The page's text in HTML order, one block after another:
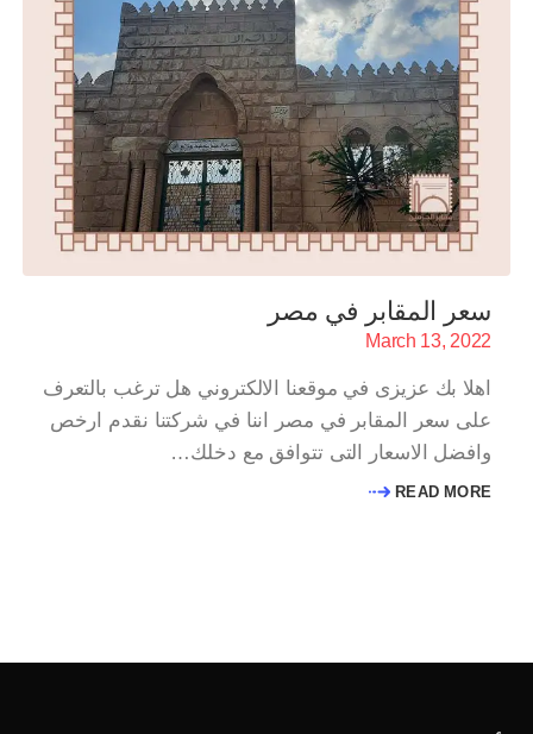
سعر المقابر في مصر
March 13, 2022
اهلا بك عزيزى في موقعنا الالكتروني هل ترغب بالتعرف
على سعر المقابر في مصر اننا في شركتنا نقدم ارخص
وافضل الاسعار التى تتوافق مع دخلك…
READ MORE